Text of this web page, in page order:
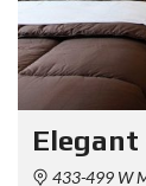
433-499 W